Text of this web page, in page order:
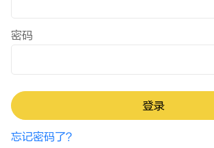
密码
登录
忘记密码了？